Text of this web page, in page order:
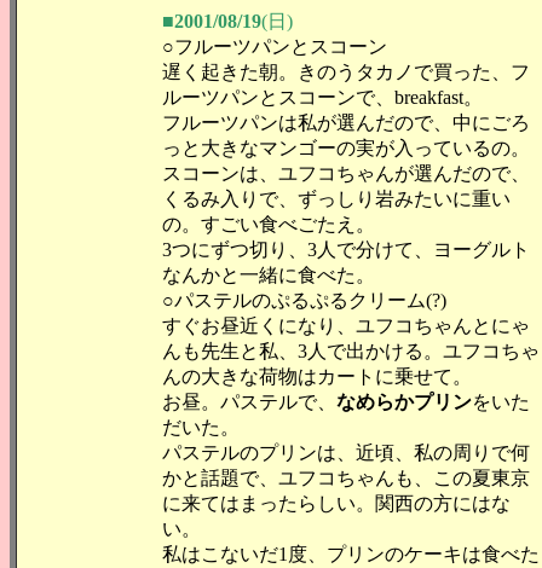
■2001/08/19(日)
○フルーツパンとスコーン
遅く起きた朝。きのうタカノで買った、フ
ルーツパンとスコーンで、breakfast。
フルーツパンは私が選んだので、中にごろ
っと大きなマンゴーの実が入っているの。
スコーンは、ユフコちゃんが選んだので、
くるみ入りで、ずっしり岩みたいに重い
の。すごい食べごたえ。
3つにずつ切り、3人で分けて、ヨーグルト
なんかと一緒に食べた。
○パステルのぷるぷるクリーム(?)
すぐお昼近くになり、ユフコちゃんとにゃ
んも先生と私、3人で出かける。ユフコちゃ
んの大きな荷物はカートに乗せて。
お昼。パステルで、 なめらかプリンをいた
だいた。
パステルのプリンは、近頃、私の周りで何
かと話題で、ユフコちゃんも、この夏東京
に来てはまったらしい。関西の方にはな
い。
私はこないだ1度、プリンのケーキは食べた